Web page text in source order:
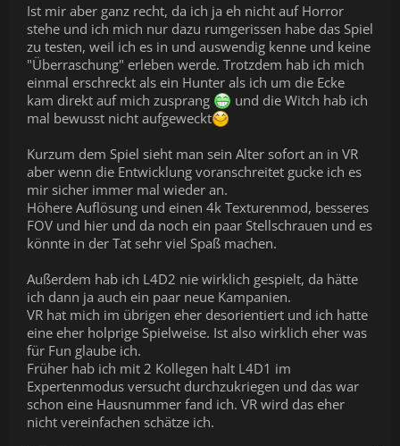
Ist mir aber ganz recht, da ich ja eh nicht auf Horror
stehe und ich mich nur dazu rumgerissen habe das Spiel
zu testen, weil ich es in und auswendig kenne und keine
"Überraschung" erleben werde. Trotzdem hab ich mich
einmal erschreckt als ein Hunter als ich um die Ecke
kam direkt auf mich zusprang
und die Witch hab ich
mal bewusst nicht aufgeweckt
Kurzum dem Spiel sieht man sein Alter sofort an in VR
aber wenn die Entwicklung voranschreitet gucke ich es
mir sicher immer mal wieder an.
Höhere Auflösung und einen 4k Texturenmod, besseres
FOV und hier und da noch ein paar Stellschrauen und es
könnte in der Tat sehr viel Spaß machen.
Außerdem hab ich L4D2 nie wirklich gespielt, da hätte
ich dann ja auch ein paar neue Kampanien.
VR hat mich im übrigen eher desorientiert und ich hatte
eine eher holprige Spielweise. Ist also wirklich eher was
für Fun glaube ich.
Früher hab ich mit 2 Kollegen halt L4D1 im
Expertenmodus versucht durchzukriegen und das war
schon eine Hausnummer fand ich. VR wird das eher
nicht vereinfachen schätze ich.